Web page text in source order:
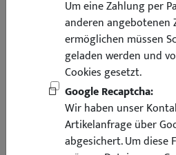
"Shipping" in the produkt itself,
shown the product-specific
All prices include 19% VAT
n.v = not available
Versandkosten Deutschlandweit /
Um eine Zahlung per
anderen angebotenen
ermöglichen müssen
geladen werden und
Cookies gesetzt.
Google Recaptcha:
Wir haben unser
Artikelanfrage über
abgesichert. Um diese